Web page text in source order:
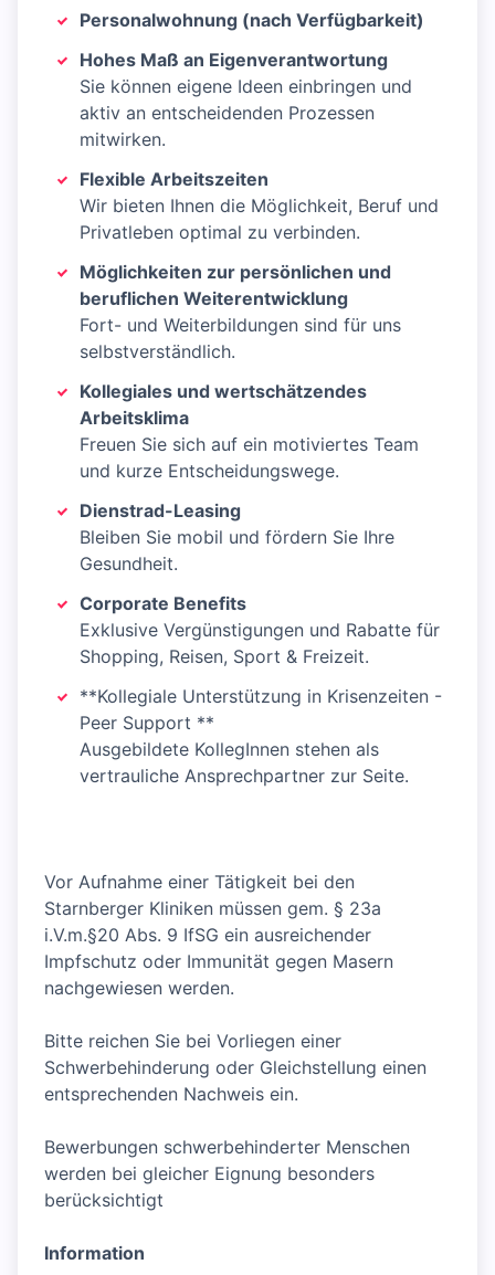
Personalwohnung (nach Verfügbarkeit)
Hohes Maß an Eigenverantwortung
Sie können eigene Ideen einbringen und
aktiv an entscheidenden Prozessen
mitwirken.
Flexible Arbeitszeiten
Wir bieten Ihnen die Möglichkeit, Beruf und
Privatleben optimal zu verbinden.
Möglichkeiten zur persönlichen und
beruflichen Weiterentwicklung
Fort- und Weiterbildungen sind für uns
selbstverständlich.
Kollegiales und wertschätzendes
Arbeitsklima
Freuen Sie sich auf ein motiviertes Team
und kurze Entscheidungswege.
Dienstrad-Leasing
Bleiben Sie mobil und fördern Sie Ihre
Gesundheit.
Corporate Benefits
Exklusive Vergünstigungen und Rabatte für
Shopping, Reisen, Sport & Freizeit.
**Kollegiale Unterstützung in Krisenzeiten -
Peer Support **
Ausgebildete KollegInnen stehen als
vertrauliche Ansprechpartner zur Seite.
Vor Aufnahme einer Tätigkeit bei den
Starnberger Kliniken müssen gem. § 23a
i.V.m.§20 Abs. 9 IfSG ein ausreichender
Impfschutz oder Immunität gegen Masern
nachgewiesen werden.
Bitte reichen Sie bei Vorliegen einer
Schwerbehinderung oder Gleichstellung einen
entsprechenden Nachweis ein.
Bewerbungen schwerbehinderter Menschen
werden bei gleicher Eignung besonders
berücksichtigt
Information